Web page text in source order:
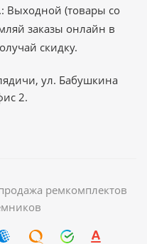
Выходной (товары со
заказы онлайн в
скидку.
ул. Бабушкина
2.
ремкомплектов